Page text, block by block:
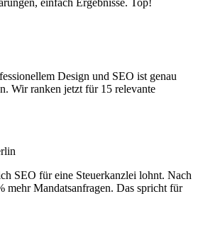
Design und SEO ist genau
Wir ranken jetzt für 15 relevante
SEO für eine Steuerkanzlei lohnt. Nach
mehr Mandatsanfragen. Das spricht für